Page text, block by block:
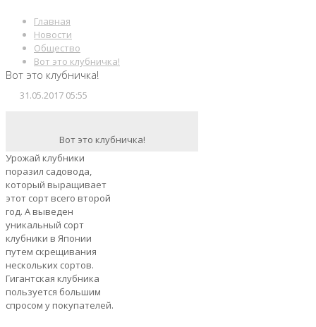
Главная
Новости
Общество
Вот это клубничка!
Вот это клубничка!
31.05.2017 05:55
Вот это клубничка!
Урожай клубники
поразил садовода,
который выращивает
этот сорт всего второй
год. А выведен
уникальный сорт
клубники в Японии
путем скрещивания
нескольких сортов.
Гигантская клубника
пользуется большим
спросом у покупателей.